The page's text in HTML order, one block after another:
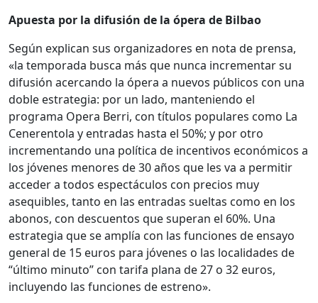
Apuesta por la difusión de la ópera de Bilbao
Según explican sus organizadores en nota de prensa,
«la temporada busca más que nunca incrementar su
difusión acercando la ópera a nuevos públicos con una
doble estrategia: por un lado, manteniendo el
programa Opera Berri, con títulos populares como La
Cenerentola y entradas hasta el 50%; y por otro
incrementando una política de incentivos económicos a
los jóvenes menores de 30 años que les va a permitir
acceder a todos espectáculos con precios muy
asequibles, tanto en las entradas sueltas como en los
abonos, con descuentos que superan el 60%. Una
estrategia que se amplía con las funciones de ensayo
general de 15 euros para jóvenes o las localidades de
“último minuto” con tarifa plana de 27 o 32 euros,
incluyendo las funciones de estreno».